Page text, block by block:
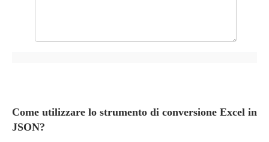
Come utilizzare lo strumento di conversione Excel in
JSON?